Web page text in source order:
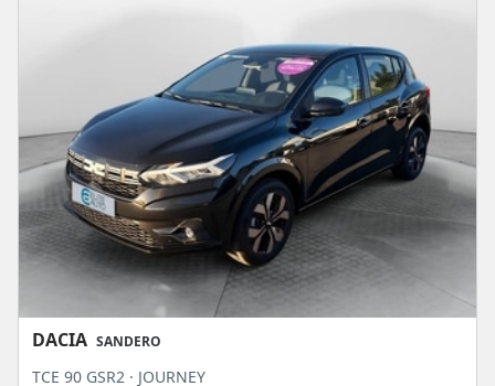
DACIA SANDERO
TCE 90 GSR2 · JOURNEY